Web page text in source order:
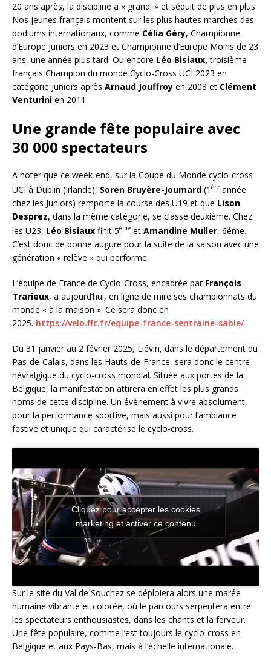
20 ans après, la discipline a « grandi » et séduit de plus en plus.
Nos jeunes français montent sur les plus hautes marches des
podiums internationaux, comme Célia Géry, Championne
d’Europe Juniors en 2023 et Championne d’Europe Moins de 23
ans, une année plus tard. Ou encore Léo Bisiaux, troisième
français Champion du monde Cyclo-Cross UCI 2023 en
catégorie Juniors après Arnaud Jouffroy en 2008 et Clément
Venturini en 2011.
Une grande fête populaire avec
30 000 spectateurs
A noter que ce week-end, sur la Coupe du Monde cyclo-cross
UCI à Dublin (Irlande), Soren Bruyère-Joumard (1 ère année
chez les Juniors) remporte la course des U19 et que Lison
Desprez, dans la même catégorie, se classe deuxième. Chez
les U23, Léo Bisiaux finit 5ème et Amandine Muller, 6éme.
C’est donc de bonne augure pour la suite de la saison avec une
génération « relève » qui performe.
L’équipe de France de Cyclo-Cross, encadrée par François
Trarieux, a aujourd’hui, en ligne de mire ses championnats du
monde « à la maison ». Ce sera donc en
2025. https://velo.ffc.fr/equipe-france-sentraine-sable/
Du 31 janvier au 2 février 2025, Liévin, dans le département du
Pas-de-Calais, dans les Hauts-de-France, sera donc le centre
névralgique du cyclo-cross mondial. Située aux portes de la
Belgique, la manifestation attirera en effet les plus grands
noms de cette discipline. Un évènement à vivre absolument,
pour la performance sportive, mais aussi pour l’ambiance
festive et unique qui caractérise le cyclo-cross.
Cliquez pour accepter les cookies
marketing et activer ce contenu
Sur le site du Val de Souchez se déploiera alors une marée
humaine vibrante et colorée, où le parcours serpentera entre
les spectateurs enthousiastes, dans les chants et la ferveur.
Une fête populaire, comme l’est toujours le cyclo-cross en
Belgique et aux Pays-Bas, mais à l’échelle internationale.